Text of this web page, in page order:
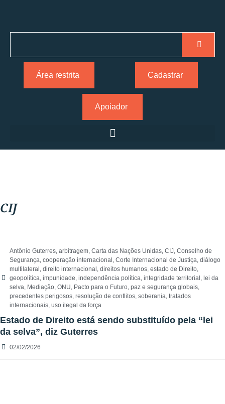
Área restrita Cadastrar
Apoiador
CIJ
Antônio Guterres, arbitragem, Carta das Nações Unidas, CIJ, Conselho de
Segurança, cooperação internacional , Corte Internacional de Justiça, diálogo
multilateral , direito internacional , direitos humanos, estado de Direito,
geopolítica, impunidade, independência política, integridade territorial , lei da
selva, Mediação, ONU, Pacto para o Futuro, paz e segurança globais,
precedentes perigosos, resolução de conflitos, soberania, tratados
internacionais, uso ilegal da força
Estado de Direito está sendo substituído pela “lei
da selva”, diz Guterres
02/02/2026